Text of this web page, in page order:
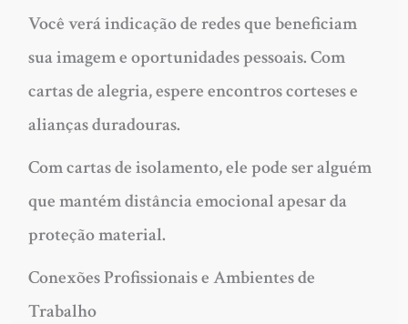
Você verá indicação de redes que beneficiam
sua imagem e oportunidades pessoais. Com
cartas de alegria, espere encontros corteses e
alianças duradouras.
Com cartas de isolamento, ele pode ser alguém
que mantém distância emocional apesar da
proteção material.
Conexões Profissionais e Ambientes de
Trabalho